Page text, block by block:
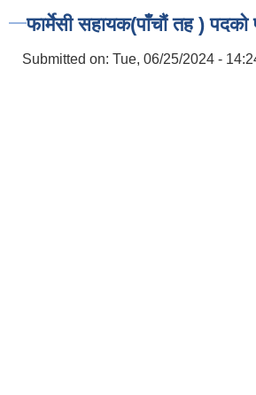
फार्मेसी सहायक(पाँचौं तह )
Submitted on: Tue, 06/25/2024 -